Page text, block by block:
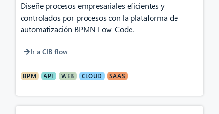
Diseñe procesos empresariales eficientes y
controlados por procesos con la plataforma de
automatización BPMN Low-Code.
Ir a CIB flow
BPM API WEB CLOUD SAAS